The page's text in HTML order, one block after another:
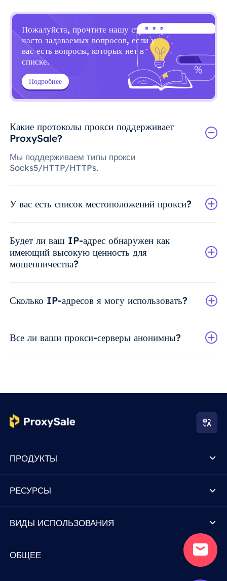
Пожалуйста, прочтите нашу страницу
часто задаваемых вопросов, если у
вас есть вопросы, которых нет в
списке.
Подробнее
Какие протоколы прокси поддерживает
ProxySale?
Мы поддерживаем типы прокси
Socks5/HTTP/HTTPs.
У вас есть список местоположений прокси?
Будет ли ваш IP-адрес обнаружен как
имеющий высокую ценность для
мошенничества?
Сколько IP-адресов я могу использовать?
Все ли ваши прокси-серверы анонимны?
ПРОДУКТЫ
РЕСУРСЫ
ВИДЫ ИСПОЛЬЗОВАНИЯ
ОБЩЕЕ